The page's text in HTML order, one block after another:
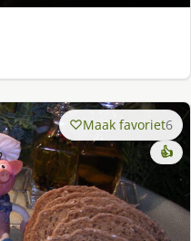
Maak favoriet6
👍